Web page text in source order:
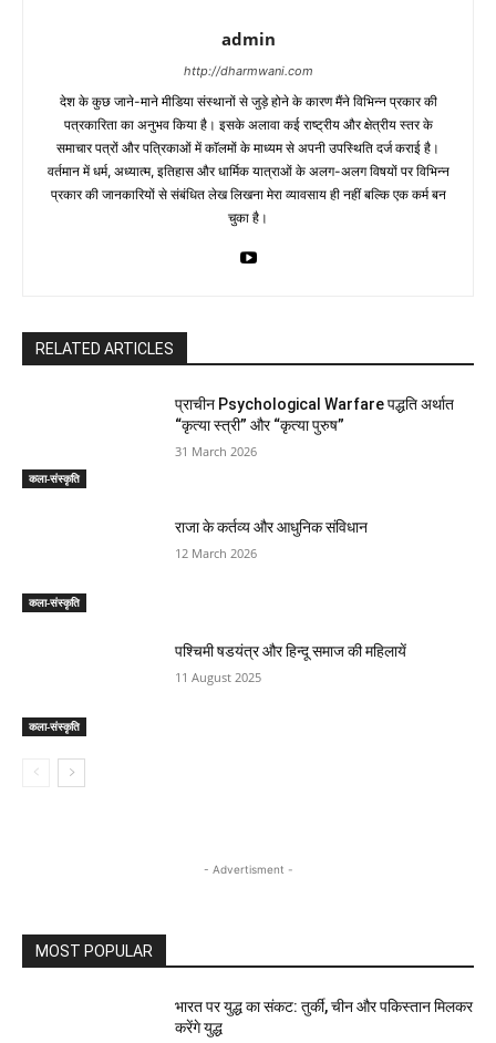
admin
http://dharmwani.com
देश के कुछ जाने-माने मीडिया संस्थानों से जुड़े होने के कारण मैंने विभिन्न प्रकार की
पत्रकारिता का अनुभव किया है। इसके अलावा कई राष्ट्रीय और क्षेत्रीय स्तर के
समाचार पत्रों और पत्रिकाओं में काॅलमों के माध्यम से अपनी उपस्थिति दर्ज कराई है।
वर्तमान में धर्म, अध्यात्म, इतिहास और धार्मिक यात्राओं के अलग-अलग विषयों पर विभिन्न
प्रकार की जानकारियों से संबंधित लेख लिखना मेरा व्यावसाय ही नहीं बल्कि एक कर्म बन
चुका है।
RELATED ARTICLES
कला-संस्कृति
प्राचीन Psychological Warfare पद्धति अर्थात
“कृत्या स्त्री” और “कृत्या पुरुष”
31 March 2026
कला-संस्कृति
राजा के कर्तव्य और आधुनिक संविधान
12 March 2026
कला-संस्कृति
पश्चिमी षडयंत्र और हिन्दू समाज की महिलायें
11 August 2025
- Advertisment -
MOST POPULAR
भारत पर युद्ध का संकट: तुर्की, चीन और पकिस्तान मिलकर
करेंगे युद्ध